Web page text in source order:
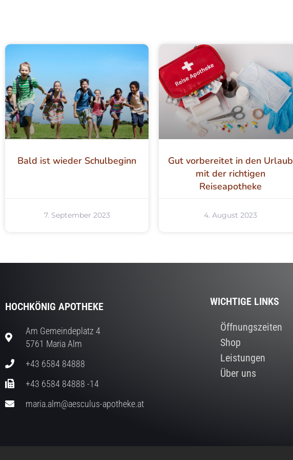
Bald ist wieder Schulbeginn
7. September 2023
Gut vorbereitet in den Urlaub
mit der richtigen
Reiseapotheke
4. August 2023
HOCHKÖNIG APOTHEKE
Am Gemeindeplatz 4
5761 Maria Alm
+43 6584 84888
+43 6584 84888 -14
maria.alm@aesculus-apotheke.at
WICHTIGE LINKS
Öffnungszeiten
Shop
Leistungen
Über uns